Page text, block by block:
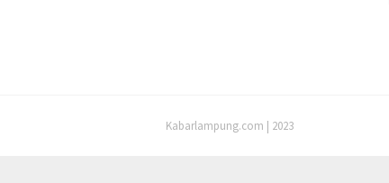
Kabarlampung.com | 2023